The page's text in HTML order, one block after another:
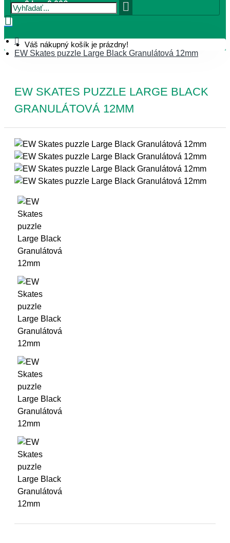
0 ks - 0,00€
Váš nákupný košík je prázdny!
EW Skates puzzle Large Black Granulátová 12mm
EW SKATES PUZZLE LARGE BLACK
GRANULÁTOVÁ 12MM